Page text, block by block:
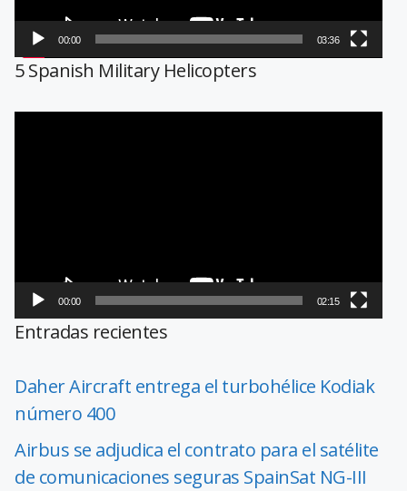
00:00 03:36
5 Spanish Military Helicopters
00:00 02:15
Entradas recientes
Daher Aircraft entrega el turbohélice Kodiak
número 400
Airbus se adjudica el contrato para el satélite
de comunicaciones seguras SpainSat NG-III